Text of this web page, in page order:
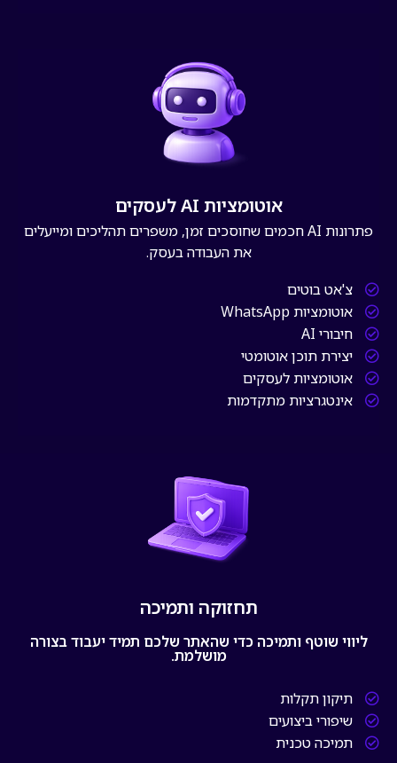
אוטומציות AI לעסקים
פתרונות AI חכמים שחוסכים זמן, משפרים תהליכים ומייעלים
את העבודה בעסק.
צ'אט בוטים
אוטומציות WhatsApp
חיבורי AI
יצירת תוכן אוטומטי
אוטומציות לעסקים
אינטגרציות מתקדמות
תחזוקה ותמיכה
ליווי שוטף ותמיכה כדי שהאתר שלכם תמיד יעבוד בצורה
מושלמת.
תיקון תקלות
שיפורי ביצועים
תמיכה טכנית